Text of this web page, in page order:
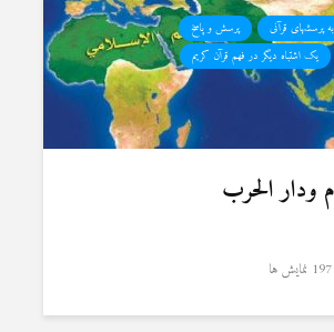
پرسشهای قرآنی
پرسش و پاسخ
یک اشتباه دیگر در فهم قرآن کریم
ودار الحرب
197 نمایش ها